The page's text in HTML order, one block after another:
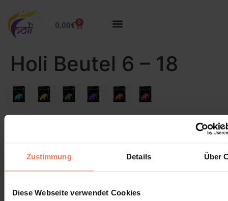
Zustimmung Details Über
Diese Webseite verwendet Cookies
0,00€ 0
Holi Beutel 6 – 18